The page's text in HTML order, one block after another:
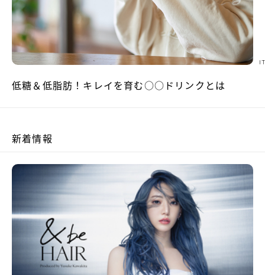
低糖＆低脂肪！キレイを育む○○ドリンクとは
新着情報